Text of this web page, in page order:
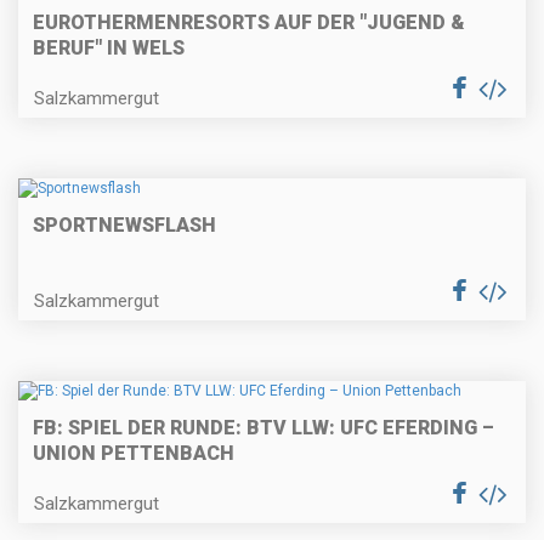
EUROTHERMENRESORTS AUF DER "JUGEND &
BERUF" IN WELS
Salzkammergut
SPORTNEWSFLASH
Salzkammergut
FB: SPIEL DER RUNDE: BTV LLW: UFC EFERDING –
UNION PETTENBACH
Salzkammergut